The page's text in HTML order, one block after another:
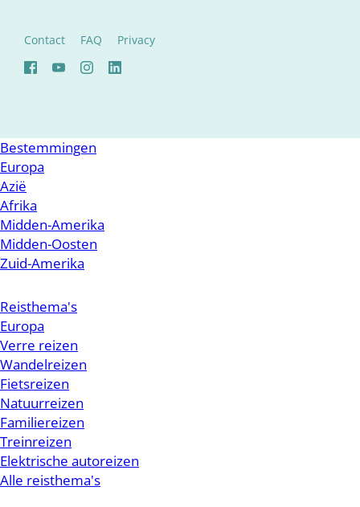
Contact FAQ Privacy
Bestemmingen
Europa
Azië
Afrika
Midden-Amerika
Midden-Oosten
Zuid-Amerika
Reisthema's
Europa
Verre reizen
Wandelreizen
Fietsreizen
Natuurreizen
Familiereizen
Treinreizen
Elektrische autoreizen
Alle reisthema's